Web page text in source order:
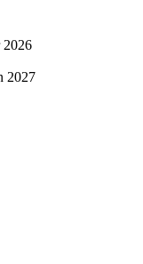
2026
2027